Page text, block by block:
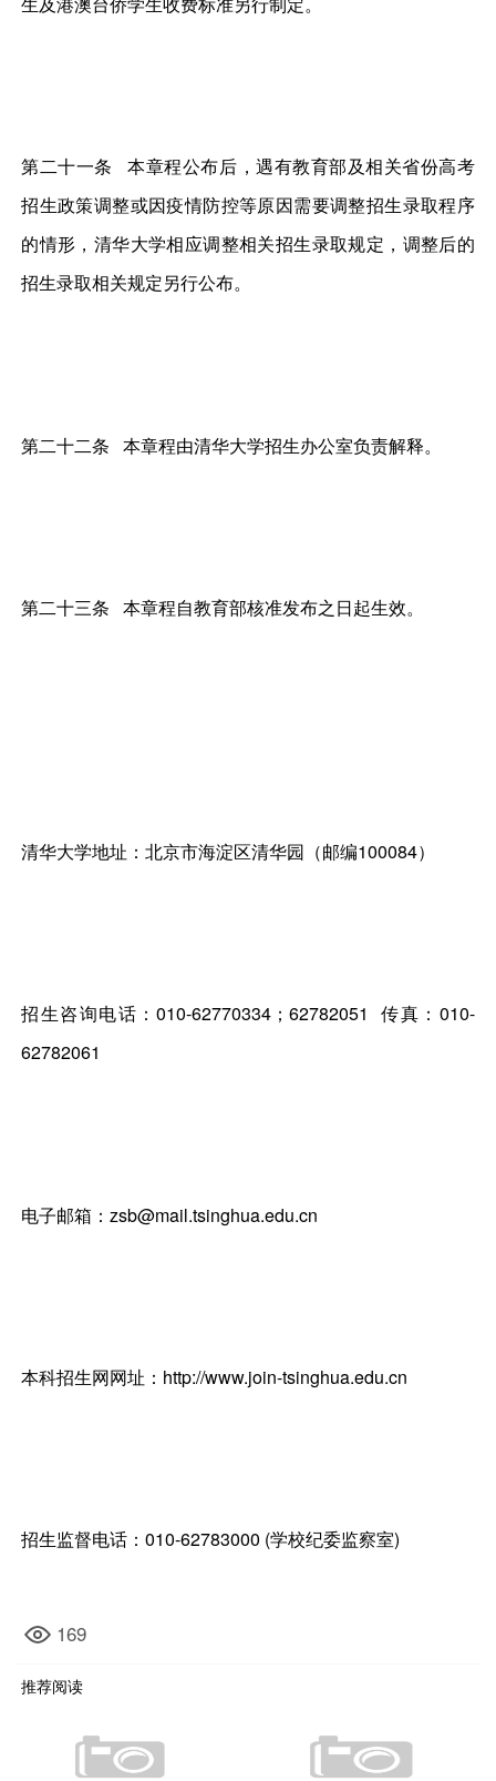
第二十一条 本章程公布后，遇有教育部及相关省份高考
招生政策调整或因疫情防控等原因需要调整招生录取程序
的情形，清华大学相应调整相关招生录取规定，调整后的
招生录取相关规定另行公布。
第二十二条 本章程由清华大学招生办公室负责解释。
第二十三条 本章程自教育部核准发布之日起生效。
清华大学地址：北京市海淀区清华园（邮编100084）
招生咨询电话：010-62770334；62782051 传真：010-
62782061
电子邮箱：zsb@mail.tsinghua.edu.cn
本科招生网网址：http://www.join-tsinghua.edu.cn
招生监督电话：010-62783000 (学校纪委监察室)
169
推荐阅读